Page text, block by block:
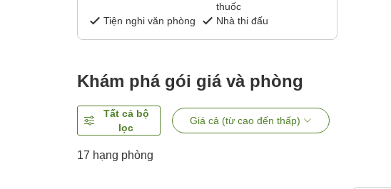
thuốc
Tiện nghi văn phòng
Nhà thi đấu
Khám phá gói giá và phòng
Tất cả bộ
lọc
Giá cả (từ cao đến thấp)
17 hạng phòng